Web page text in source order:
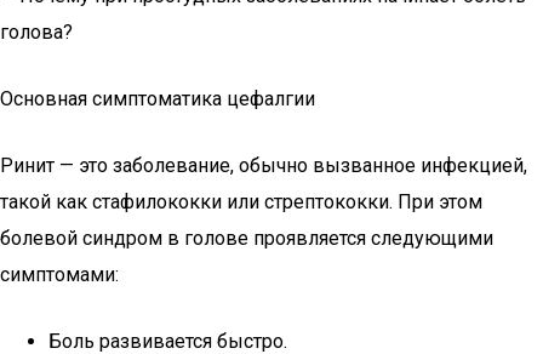
Основная симптоматика цефалгии
Ринит — это заболевание, обычно вызванное инфекцией,
такой как стафилококки или стрептококки. При этом
болевой синдром в голове проявляется следующими
симптомами:
Боль развивается быстро.